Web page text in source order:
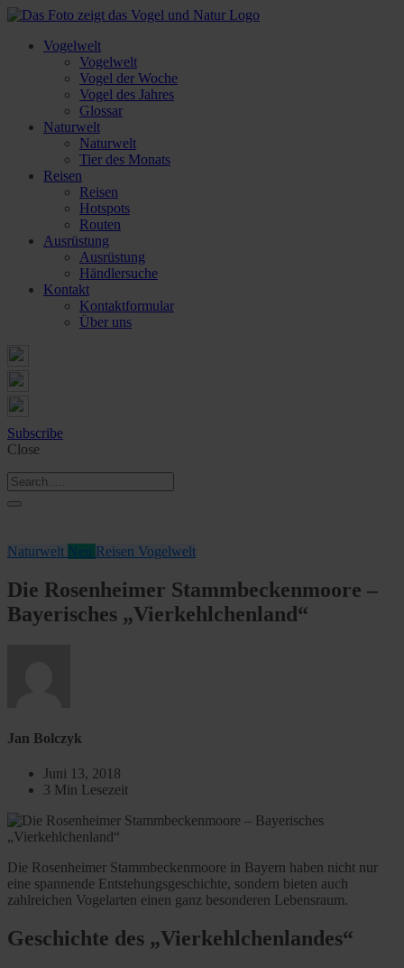
Vogelwelt
Vogelwelt
Vogel der Woche
Vogel des Jahres
Glossar
Naturwelt
Naturwelt
Tier des Monats
Reisen
Reisen
Hotspots
Routen
Ausrüstung
Ausrüstung
Händlersuche
Kontakt
Kontaktformular
Über uns
Subscribe
Close
Naturwelt Reisen Vogelwelt
Die Rosenheimer Stammbeckenmoore –
Bayerisches „Vierkehlchenland“
Jan Bolczyk
Juni 13, 2018
3 Min Lesezeit
Die Rosenheimer Stammbeckenmoore in Bayern haben nicht nur
eine spannende Entstehungsgeschichte, sondern bieten auch
zahlreichen Vogelarten einen ganz besonderen Lebensraum.
Geschichte des „Vierkehlchenlandes“